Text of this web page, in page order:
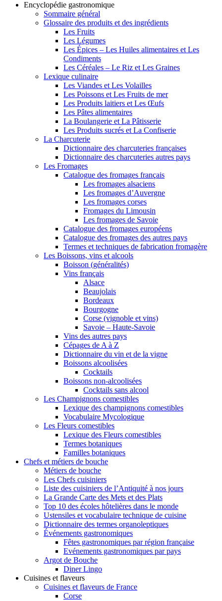
Encyclopédie gastronomique
Sommaire général
Glossaire des produits et des ingrédients
Les Fruits
Les Légumes
Les Épices – Les Huiles alimentaires et Les
Condiments
Les Céréales – Le Riz et Les Graines
Lexique culinaire
Les Viandes et Les Volailles
Les Poissons et Les Fruits de mer
Les Produits laitiers et Les Œufs
Les Pâtes alimentaires
La Boulangerie et La Pâtisserie
Les Produits sucrés et La Confiserie
La Charcuterie
Dictionnaire des charcuteries françaises
Dictionnaire des charcuteries autres pays
Les Fromages
Catalogue des fromages français
Les fromages alsaciens
Les fromages d’Auvergne
Les fromages corses
Fromages du Limousin
Les fromages de Savoie
Catalogue des fromages européens
Catalogue des fromages des autres pays
Termes et techniques de fabrication fromagère
Les Boissons, vins et alcools
Boisson (généralités)
Vins français
Alsace
Beaujolais
Bordeaux
Bourgogne
Corse (vignoble et vins)
Savoie – Haute-Savoie
Vins des autres pays
Cépages de A à Z
Dictionnaire du vin et de la vigne
Boissons alcoolisées
Cocktails
Boissons non-alcoolisées
Cocktails sans alcool
Les Champignons comestibles
Lexique des champignons comestibles
Vocabulaire Mycologique
Les Fleurs comestibles
Lexique des Fleurs comestibles
Termes botaniques
Familles botaniques
Chefs et métiers de bouche
Métiers de bouche
Les Chefs cuisiniers
Liste des cuisiniers de l’Antiquité à nos jours
La Grande Carte des Mets et des Plats
Top 10 des écoles hôtelières dans le monde
Ustensiles et vocabulaire technique de cuisine
Dictionnaire des termes organoleptiques
Événements gastronomiques
Fêtes gastronomiques par région française
Evénements gastronomiques par pays
Argot de Bouche
Diner Lingo
Cuisines et flaveurs
Cuisines et flaveurs de France
Corse